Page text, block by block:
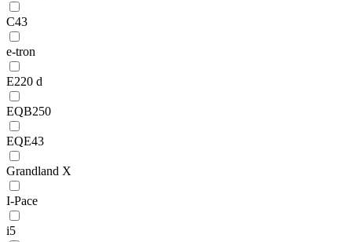
C43
e-tron
E220 d
EQB250
EQE43
Grandland X
I-Pace
i5